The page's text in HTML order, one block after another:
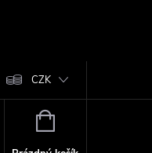
CZK
NÁKUPNÍ